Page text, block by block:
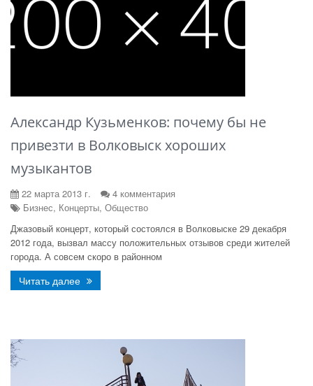
Александр Кузьменков: почему бы не
привезти в Волковыск хороших
музыкантов
22 марта 2013 г.
4 комментария
Бизнес, Концерты, Общество
Джазовый концерт, который состоялся в Волковыске 29 декабря
2012 года, вызвал массу положительных отзывов среди жителей
города. А совсем скоро в районном
Читать далее